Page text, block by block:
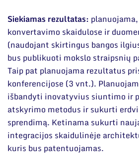
Siekiamas rezultatas:
konvertavimo skaidulose ir
(naudojant skirtingus bangos
bus publikuoti mokslo straipsnių
Taip pat planuojama rezultatus
konferencijose (3 vnt.).
išbandyti inovatyvius siuntimo ir
atskyrimo metodus ir sukurti
sprendimą. Ketinama sukurti
integracijos skaidulinėje
kuris bus patentuojamas.